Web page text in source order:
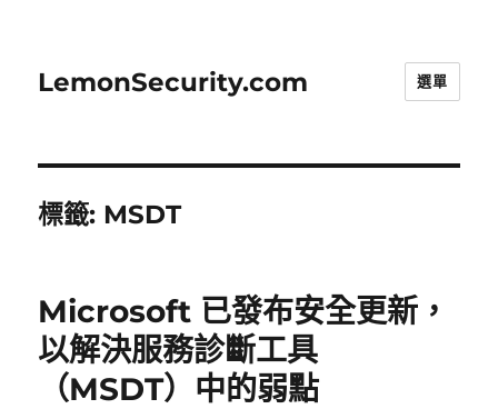
LemonSecurity.com 選單
標籤: MSDT
Microsoft 已發布安全更新，
以解決服務診斷工具
（MSDT）中的弱點